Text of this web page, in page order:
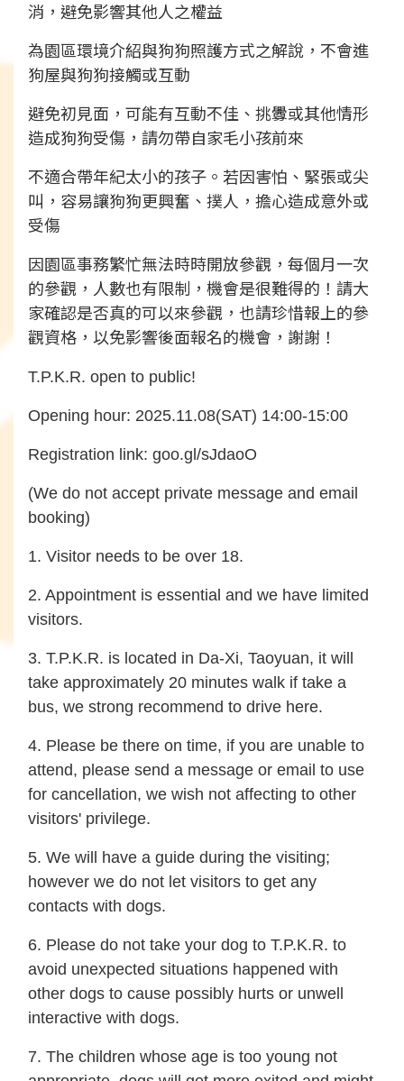
消，避免影響其他人之權益
為園區環境介紹與狗狗照護方式之解說，不會進
狗屋與狗狗接觸或互動
避免初見面，可能有互動不佳、挑釁或其他情形
造成狗狗受傷，請勿帶自家毛小孩前來
不適合帶年紀太小的孩子。若因害怕、緊張或尖
叫，容易讓狗狗更興奮、撲人，擔心造成意外或
受傷
因園區事務繁忙無法時時開放參觀，每個月一次
的參觀，人數也有限制，機會是很難得的！請大
家確認是否真的可以來參觀，也請珍惜報上的參
觀資格，以免影響後面報名的機會，謝謝！
T.P.K.R. open to public!
Opening hour: 2025.11.08(SAT) 14:00-15:00
Registration link: goo.gl/sJdaoO
(We do not accept private message and email
booking)
1. Visitor needs to be over 18.
2. Appointment is essential and we have limited
visitors.
3. T.P.K.R. is located in Da-Xi, Taoyuan, it will
take approximately 20 minutes walk if take a
bus, we strong recommend to drive here.
4. Please be there on time, if you are unable to
attend, please send a message or email to use
for cancellation, we wish not affecting to other
visitors' privilege.
5. We will have a guide during the visiting;
however we do not let visitors to get any
contacts with dogs.
6. Please do not take your dog to T.P.K.R. to
avoid unexpected situations happened with
other dogs to cause possibly hurts or unwell
interactive with dogs.
7. The children whose age is too young not